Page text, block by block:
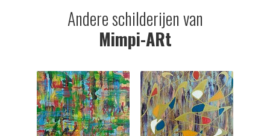
Andere schilderijen van
Mimpi-ARt